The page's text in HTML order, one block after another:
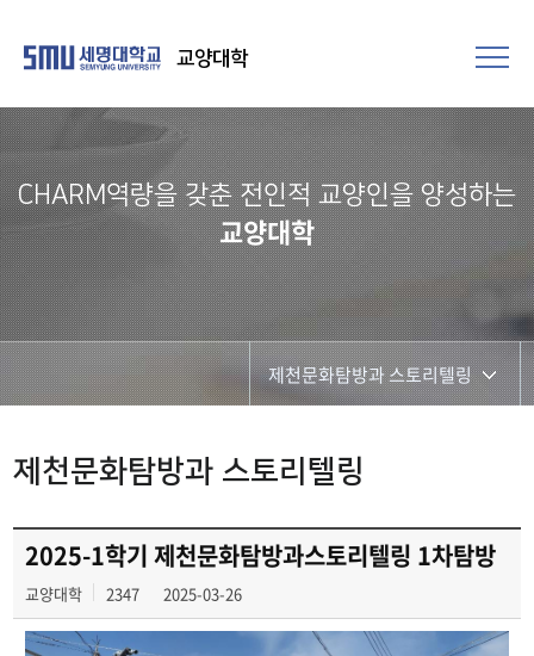
교양대학
CHARM역량을 갖춘 전인적 교양인을 양성하는
교양대학
제천문화탐방과 스토리텔링
CHARM커뮤니케이션
제천문화탐방과 스토리텔링
제천문화탐방과 스토리텔링
2025-1학기 제천문화탐방과스토리텔링 1차탐방
교양대학 2347 2025-03-26